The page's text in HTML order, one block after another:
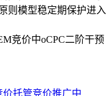
则模型稳定期保护‌进入
竞价中oCPC二阶干预